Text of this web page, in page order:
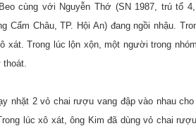
cùng với Nguyễn Thớ (SN 1987, trú tổ
Cẩm Châu, TP. Hội An) đang ngồi nhậu.
xát. Trong lúc lộn xộn, một người trong
thoát.
nhặt 2 vỏ chai rượu vang đập vào nhau
lúc xô xát, ông Kim đã dùng vỏ chai